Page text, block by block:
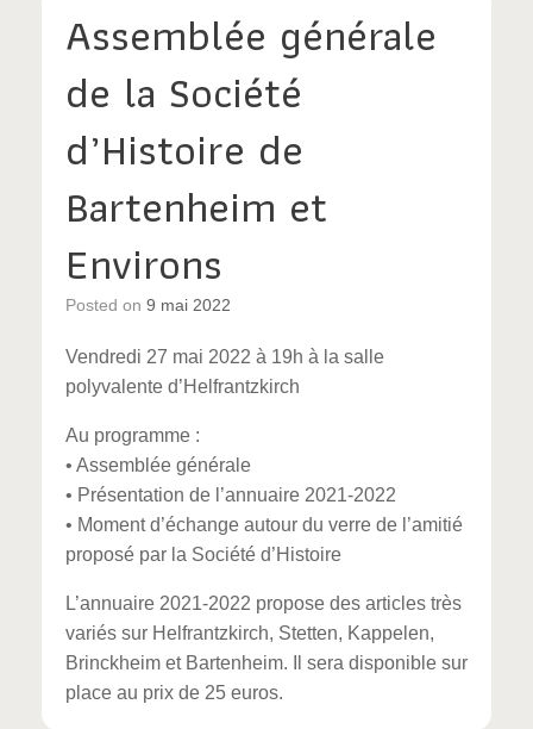
Assemblée générale
de la Société
d’Histoire de
Bartenheim et
Environs
Posted on 9 mai 2022
Vendredi 27 mai 2022 à 19h à la salle
polyvalente d’Helfrantzkirch
Au programme :
• Assemblée générale
• Présentation de l’annuaire 2021-2022
• Moment d’échange autour du verre de l’amitié
proposé par la Société d’Histoire
L’annuaire 2021-2022 propose des articles très
variés sur Helfrantzkirch, Stetten, Kappelen,
Brinckheim et Bartenheim. Il sera disponible sur
place au prix de 25 euros.